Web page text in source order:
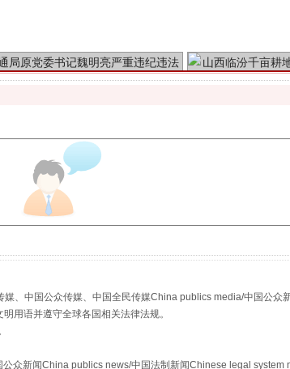
、中国公众传媒、中国全民传媒China publics media/中国公众
用语并遵守全球各国相关法律法规。
众新闻China publics news/中国法制新闻Chinese legal system